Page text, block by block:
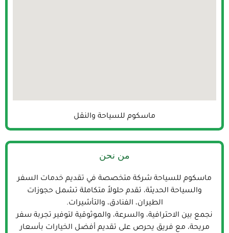
ماسكوم للسياحة والنقل
من نحن
ماسكوم للسياحة شركة متخصصة في تقديم خدمات السفر
والسياحة الحديثة، تقدم حلولاً متكاملة تشمل حجوزات
الطيران، الفنادق، والتأشيرات.
نجمع بين الاحترافية، والسرعة، والموثوقية لتوفير تجربة سفر
مريحة، مع فريق يحرص على تقديم أفضل الخيارات بأسعار